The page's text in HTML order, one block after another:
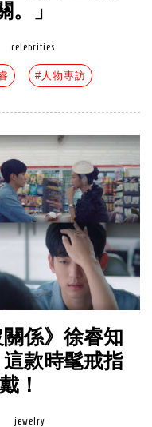
。」
celebrities
#人物專訪
係》徐睿知
款時髦戒指
！
jewelry